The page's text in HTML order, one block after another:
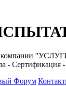
компании
- Сертификация -
Форум